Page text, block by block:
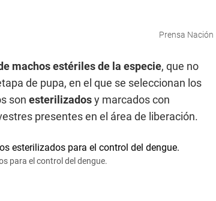
Prensa Nación
machos estériles de la especie, que no
de pupa, en el que se seleccionan los
son esterilizadosy marcados con
presentes en el área de liberación.
para el control del dengue.